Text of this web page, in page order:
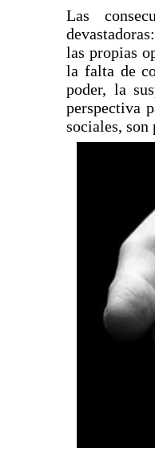
Las
las propias
la falta de
poder, la
perspectiva
sociales,